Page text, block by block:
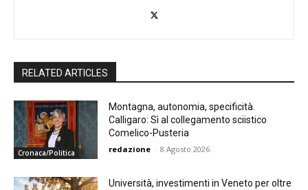
RELATED ARTICLES
Cronaca/Politica
Montagna, autonomia, specificità.
Calligaro: Sì al collegamento sciistico
Comelico-Pusteria
redazione - 8 Agosto 2026
Università, investimenti in Veneto per oltre